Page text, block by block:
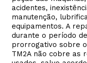
acidentes,
manutenção,
equipamentos. A
durante o período
prorrogativo sobre
TM2A não cobre as